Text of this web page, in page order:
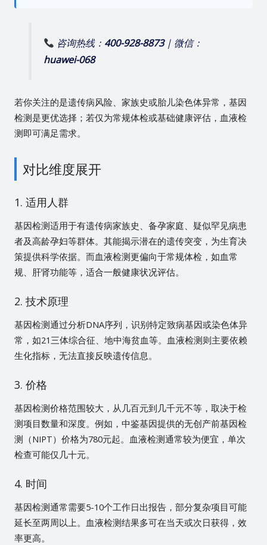
咨询热线： 400-928-8873| 微信：
huawei-068
若你关注的是遗传病风险、家族史或胎儿染色体异常，基因
检测是更优选择；若仅为常规体检或基础健康评估，血液检
测即可满足需求。
对比维度展开
1. 适用人群
基因检测适用于有遗传病家族史、备孕家庭、疑似罕见病患
者及高龄孕妇等群体。其能揭示潜在的遗传突变，为生育决
策提供科学依据。而血液检测更偏向于常规体检，如血常
规、肝肾功能等，适合一般健康状况评估。
2. 技术原理
基因检测通过分析DNA序列，识别特定致病基因或染色体异
常，如21三体综合征、地中海贫血等。血液检测则主要依赖
生化指标，无法直接反映遗传信息。
3. 价格
基因检测价格范围较大，从几百元到几千元不等，取决于检
测项目数量和深度。例如，中鉴基因提供的无创产前基因检
测（NIPT）价格为780元起。血液检测通常较为便宜，单次
检查可能仅几十元。
4. 时间
基因检测通常需要5-10个工作日出报告，部分复杂项目可能
延长至两周以上。血液检测结果多可在当天或次日获得，效
率更高。